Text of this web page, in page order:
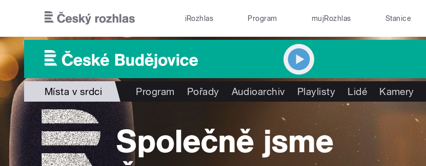
iRozhlas Program mujRozhlas Stanice
Místa v srdci Program Pořady Audioarchiv Playlisty Lidé Kamery